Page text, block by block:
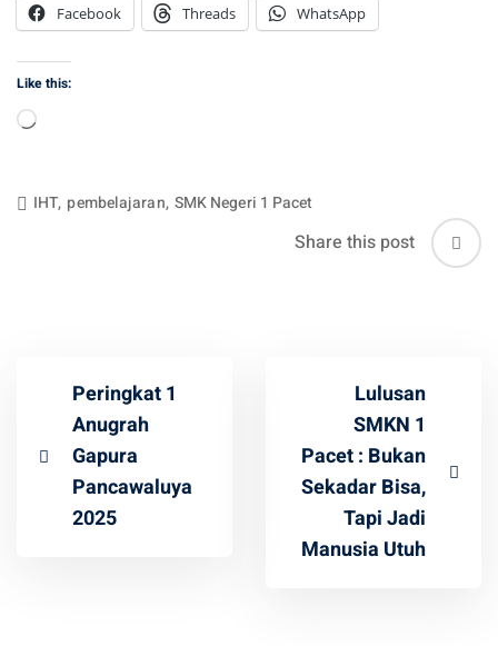
Facebook
Threads WhatsApp
Like this:
Loading…
IHT, pembelajaran, SMK Negeri 1 Pacet
Share this post
Peringkat 1
Anugrah
Gapura
Pancawaluya
2025
Lulusan
SMKN 1
Pacet : Bukan
Sekadar Bisa,
Tapi Jadi
Manusia Utuh